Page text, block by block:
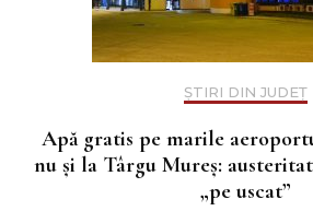
ȘTIRI DIN JUDEȚ
Apă gratis pe marile
nu și la Târgu Mureș:
„pe uscat”